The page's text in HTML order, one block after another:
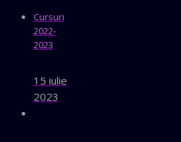
Cursuri
2022-
2023
15 iulie
2023